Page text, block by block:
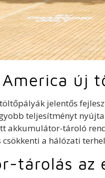
új
jelentős
teljesítményt
akkumulátor-tároló
a hálózati
tárolás az